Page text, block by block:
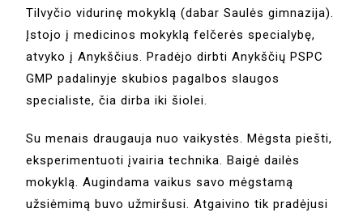
Tilvyčio vidurinę mokyklą (dabar Saulės gimnazija).
Įstojo į medicinos mokyklą felčerės specialybę,
atvyko į Anykščius. Pradėjo dirbti Anykščių PSPC
GMP padalinyje skubios pagalbos slaugos
specialiste, čia dirba iki šiolei.
Su menais draugauja nuo vaikystės. Mėgsta piešti,
eksperimentuoti įvairia technika. Baigė dailės
mokyklą. Augindama vaikus savo mėgstamą
užsiėmimą buvo užmiršusi. Atgaivino tik pradėjusi